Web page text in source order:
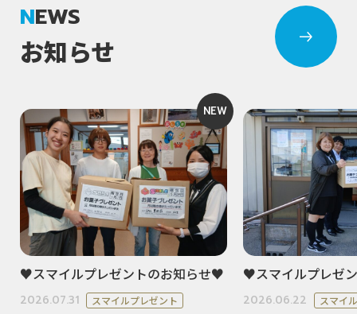
NEWS
お知らせ
NEW
♥スマイルプレゼントのお知らせ♥
2026.07.31 スマイルプレゼント
♥スマイルプレゼ
2026.06.22 スマイ